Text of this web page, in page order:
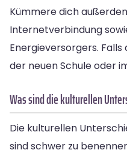
Kümmere dich
Internetverbindung
Energieversorgers. Falls
der neuen Schule oder
Was sind die kulturellen
Die kulturellen
sind schwer zu